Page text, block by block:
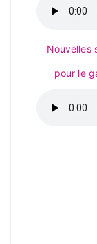
Nouvelles
pour le